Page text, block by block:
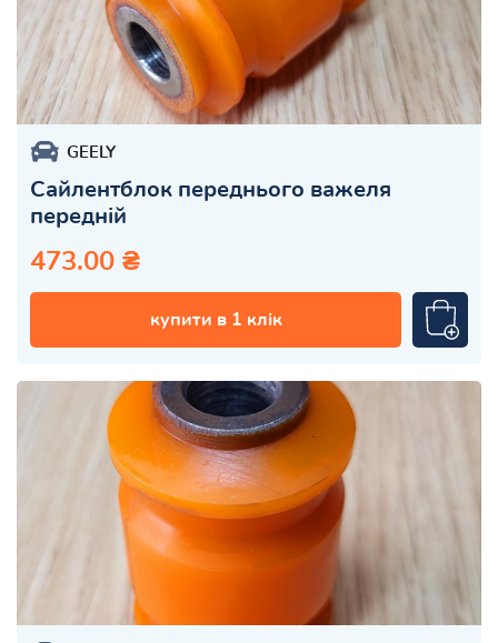
GEELY
Сайлентблок переднього важеля
передній
473.00 ₴
купити в 1 клік